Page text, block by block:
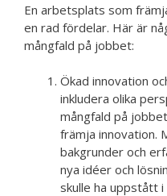
En arbetsplats som
en rad fördelar. Här är
mångfald på jobbet:
Ökad innovation
inkludera olika
mångfald på
främja innovation.
bakgrunder och
nya idéer och
skulle ha uppstått